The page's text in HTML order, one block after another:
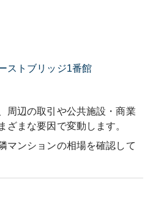
ストブリッジ1番館
周辺の取引や公共施設・商業
ざまな要因で変動します。
マンションの相場を確認して